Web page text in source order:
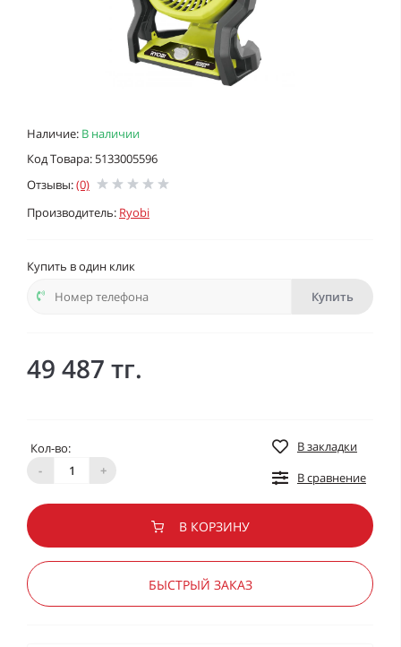
Наличие: В наличии
Код Товара: 5133005596
Отзывы:(0)
Производитель: Ryobi
Купить в один клик
Купить
49 487 тг.
Кол-во:
-
+
В закладки
В сравнение
В КОРЗИНУ
БЫСТРЫЙ ЗАКАЗ